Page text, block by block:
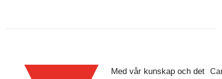
Med vår kunskap och det